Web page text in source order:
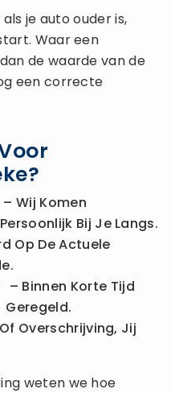
je auto ouder is,
Waar een
de waarde van de
een correcte
– Wij Komen
Persoonlijk Bij Je Langs.
Op De Actuele
– Binnen Korte Tijd
Geregeld.
Overschrijving, Jij
weten we hoe